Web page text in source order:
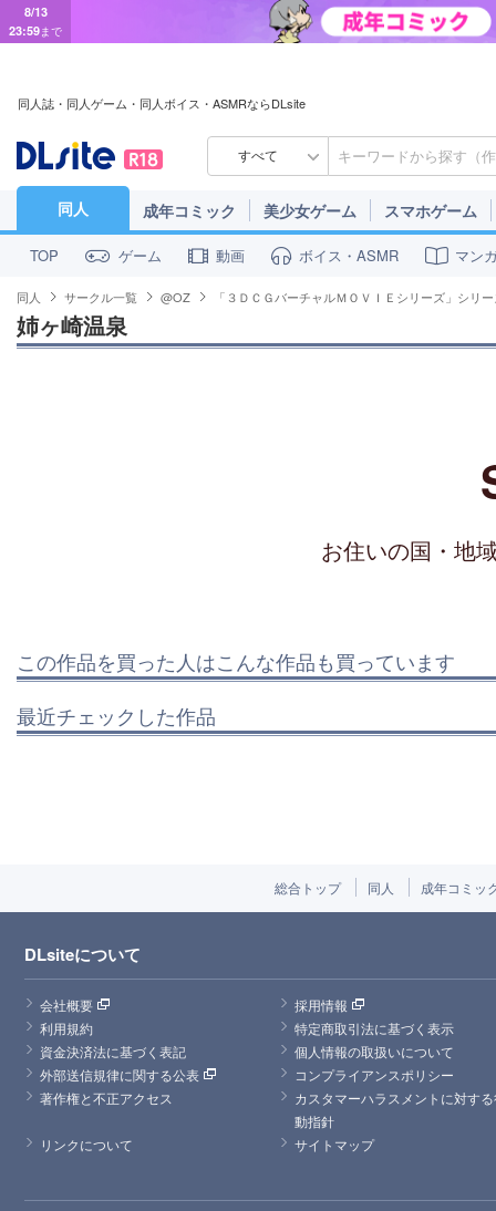
8/13
23:59まで
同人誌・同人ゲーム・同人ボイス・ASMRならDLsite
すべて
同人 成年コミック 美少女ゲーム スマホゲーム
TOP ゲーム 動画 ボイス・ASMR マン
同人 サークル一覧 @OZ 「３ＤＣＧバーチャルＭＯＶＩＥシリーズ」シリ
姉ヶ崎温泉
お住いの国・地
この作品を買った人はこんな作品も買っています
最近チェックした作品
総合トップ 同人 成年コミッ
DLsiteについて
会社概要
採用情報
利用規約
特定商取引法に基づく表示
資金決済法に基づく表記
個人情報の取扱いについて
外部送信規律に関する公表
コンプライアンスポリシー
著作権と不正アクセス
カスタマーハラスメントに対す
動指針
リンクについて
サイトマップ